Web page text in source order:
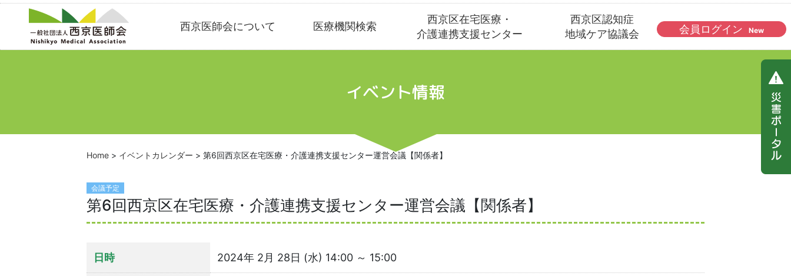
content
西京医師会について 医療機関検索
西京区在宅医療・
介護連携支援センター
西京区認知症
地域ケア協議会
会員ログイン New
イベント情報
Home > イベントカレンダー > 第6回西京区在宅医療・介護連携支援センター運営会議【関係者】
会議予定
第6回西京区在宅医療・介護連携支援センター運営会議【関係者】
日時 2024年 2月 28日 (水) 14:00 ～ 15:00